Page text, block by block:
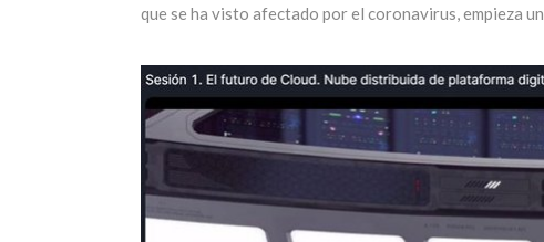
que se ha visto afectado por el coronavirus, empieza